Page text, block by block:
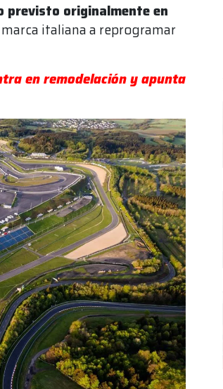
previsto originalmente en
italiana a reprogramar
en remodelación y apunta